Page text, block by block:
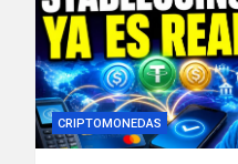
CRIPTOMONEDAS